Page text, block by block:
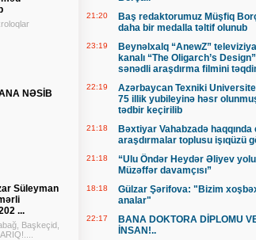
NƏSİB
Süleyman
...
Başkeçid,
21:20
Baş redaktorumuz Müşfiq
daha bir medalla təltif olunub
23:19
Beynəlxalq “AnewZ” televiziya
kanalı “The Oligarch’s Design”
sənədli araşdırma filmini
22:19
Azərbaycan Texniki
75 illik yubileyinə həsr
tədbir keçirilib
21:18
Bəxtiyar Vahabzadə haqqında
araşdırmalar toplusu işıqüzü
21:18
“Ulu Öndər Heydər Əliyev
Müzəffər davamçısı”
18:18
Gülzar Şərifova: "Bizim
analar"
22:17
BANA DOKTORA DİPLOMU
İNSAN!..